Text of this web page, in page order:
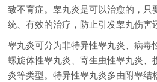
致不育症。睾丸炎是可以治愈的，只
统、有效的治疗，防止引发睾丸伤害
睾丸炎可分为非特异性睾丸炎、病毒
螺旋体性睾丸炎、寄生虫性睾丸炎、
炎等类型。特异性睾丸炎多由附睾结